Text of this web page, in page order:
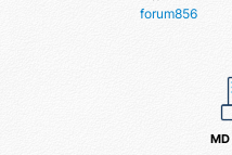
forum856